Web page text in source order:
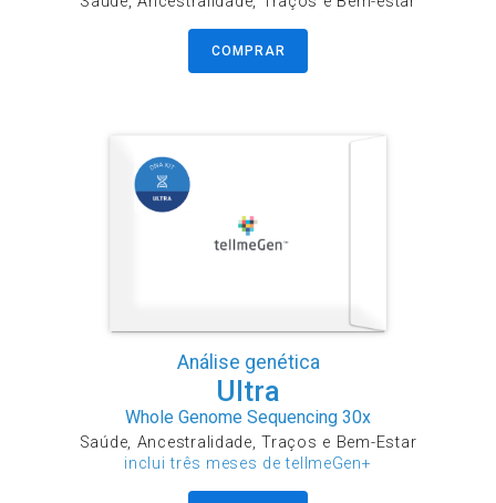
COMPRAR
Análise genética
Ultra
Whole Genome Sequencing 30x
Saúde, Ancestralidade, Traços e Bem-Estar
inclui três meses de tellmeGen+